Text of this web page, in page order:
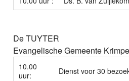
De TUYTER
Evangelische Gemeente
10.00
uur:
Dienst voor 30